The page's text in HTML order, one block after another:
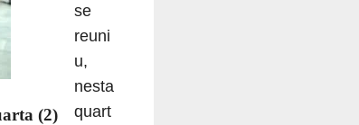
(2)
se
reuni
u,
nesta
quart